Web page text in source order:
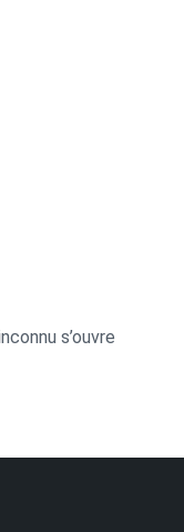
s’ouvre